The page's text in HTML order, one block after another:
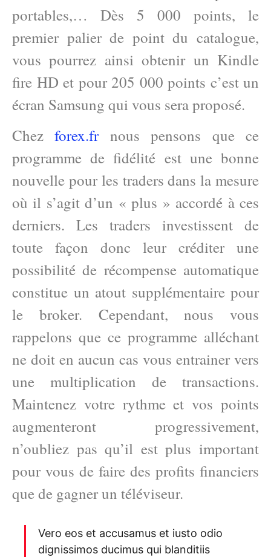
portables,… Dès 5 000 points, le
premier palier de point du catalogue,
vous pourrez ainsi obtenir un Kindle
fire HD et pour 205 000 points c’est un
écran Samsung qui vous sera proposé.
Chezforex.frnous pensons que ce
programme de fidélité est une bonne
nouvelle pour les traders dans la mesure
où il s’agit d’un « plus » accordé à ces
derniers. Les traders investissent de
toute façon donc leur créditer une
possibilité de récompense automatique
constitue un atout supplémentaire pour
le broker. Cependant, nous vous
rappelons que ce programme alléchant
ne doit en aucun cas vous entrainer vers
une multiplication de transactions.
Maintenez votre rythme et vos points
augmenteront progressivement,
n’oubliez pas qu’il est plus important
pour vous de faire des profits financiers
que de gagner un téléviseur.
Vero eos et accusamus et iusto odio
dignissimos ducimus qui blanditiis